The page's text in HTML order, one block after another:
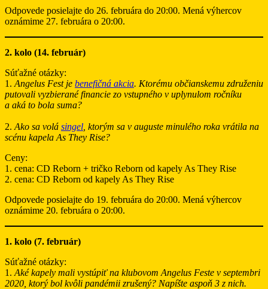
Odpovede posielajte do 26. februára do 20:00. Mená výhercov
oznámime 27. februára o 20:00.
2. kolo (14. február)
Súťažné otázky:
1. Angelus Fest je benefičná akcia. Ktorému občianskemu združeniu
putovali vyzbierané financie zo vstupného v uplynulom ročníku
a aká to bola suma?
2. Ako sa volá singel , ktorým sa v auguste minulého roka vrátila na
scénu kapela As They Rise?
Ceny:
1. cena: CD Reborn + tričko Reborn od kapely As They Rise
2. cena: CD Reborn od kapely As They Rise
Odpovede posielajte do 19. februára do 20:00. Mená výhercov
oznámime 20. februára o 20:00.
1. kolo (7. február)
Súťažné otázky:
1. Aké kapely mali vystúpiť na klubovom Angelus Feste v septembri
2020, ktorý bol kvôli pandémii zrušený? Napíšte aspoň 3 z nich.